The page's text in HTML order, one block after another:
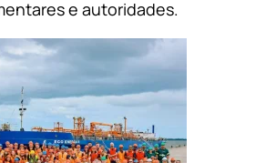
e autoridades.